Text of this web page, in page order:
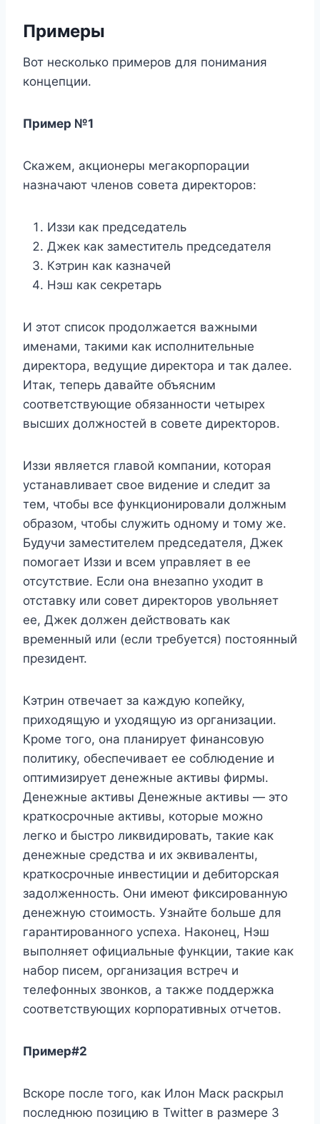
Примеры
Вот несколько примеров для понимания
концепции.
Пример №1
Скажем, акционеры мегакорпорации
назначают членов совета директоров:
Иззи как председатель
Джек как заместитель председателя
Кэтрин как казначей
Нэш как секретарь
И этот список продолжается важными
именами, такими как исполнительные
директора, ведущие директора и так далее.
Итак, теперь давайте объясним
соответствующие обязанности четырех
высших должностей в совете директоров.
Иззи является главой компании, которая
устанавливает свое видение и следит за
тем, чтобы все функционировали должным
образом, чтобы служить одному и тому же.
Будучи заместителем председателя, Джек
помогает Иззи и всем управляет в ее
отсутствие. Если она внезапно уходит в
отставку или совет директоров увольняет
ее, Джек должен действовать как
временный или (если требуется) постоянный
президент.
Кэтрин отвечает за каждую копейку,
приходящую и уходящую из организации.
Кроме того, она планирует финансовую
политику, обеспечивает ее соблюдение и
оптимизирует денежные активы фирмы.
Денежные активы Денежные активы — это
краткосрочные активы, которые можно
легко и быстро ликвидировать, такие как
денежные средства и их эквиваленты,
краткосрочные инвестиции и дебиторская
задолженность. Они имеют фиксированную
денежную стоимость. Узнайте больше для
гарантированного успеха. Наконец, Нэш
выполняет официальные функции, такие как
набор писем, организация встреч и
телефонных звонков, а также поддержка
соответствующих корпоративных отчетов.
Пример#2
Вскоре после того, как Илон Маск раскрыл
последнюю позицию в Twitter в размере 3